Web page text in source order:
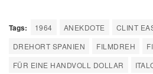
Tags: 1964 ANEKDOTE
CLINT
DREHORT SPANIEN
FILMDREH
FÜR EINE HANDVOLL DOLLAR